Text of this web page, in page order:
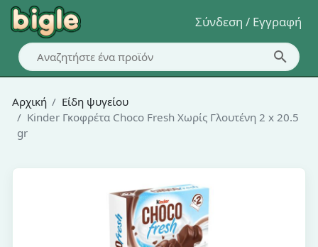
Σύνδεση / Εγγραφή
Αρχική
Είδη ψυγείου
Kinder Γκοφρέτα Choco Fresh Χωρίς Γλουτένη 2 x 20.5
gr